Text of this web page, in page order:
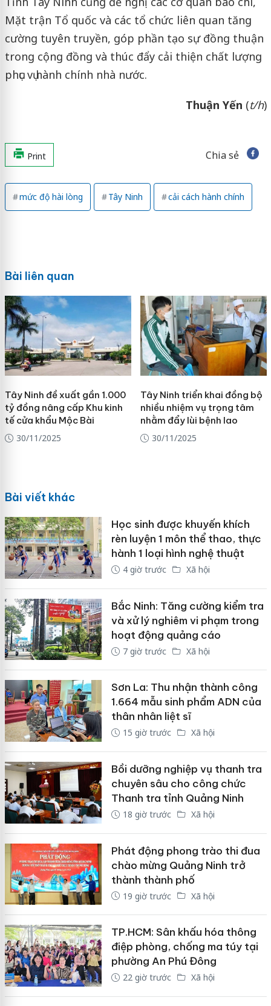
Mặt trận Tổ quốc và các tổ chức liên quan tăng
cường tuyên truyền, góp phần tạo sự đồng thuận
trong cộng đồng và thúc đẩy cải thiện chất lượng
phục vụ hành chính nhà nước.
Thuận Yến (t/h)
Print Chia sẻ
mức độ hài lòng Tây Ninh cải cách hành chính
Bài liên quan
Tây Ninh đề xuất gần 1.000
tỷ đồng nâng cấp Khu kinh
tế cửa khẩu Mộc Bài
30/11/2025
Tây Ninh triển khai đồng bộ
nhiều nhiệm vụ trọng tâm
nhằm đẩy lùi bệnh lao
30/11/2025
Bài viết khác
Học sinh được khuyến khích
rèn luyện 1 môn thể thao, thực
hành 1 loại hình nghệ thuật
4 giờ trước Xã hội
Bắc Ninh: Tăng cường kiểm tra
và xử lý nghiêm vi phạm trong
hoạt động quảng cáo
7 giờ trước Xã hội
Sơn La: Thu nhận thành công
1.664 mẫu sinh phẩm ADN của
thân nhân liệt sĩ
15 giờ trước Xã hội
Bồi dưỡng nghiệp vụ thanh tra
chuyên sâu cho công chức
Thanh tra tỉnh Quảng Ninh
18 giờ trước Xã hội
Phát động phong trào thi đua
chào mừng Quảng Ninh trở
thành thành phố
19 giờ trước Xã hội
TP.HCM: Sân khấu hóa thông
điệp phòng, chống ma túy tại
phường An Phú Đông
22 giờ trước Xã hội